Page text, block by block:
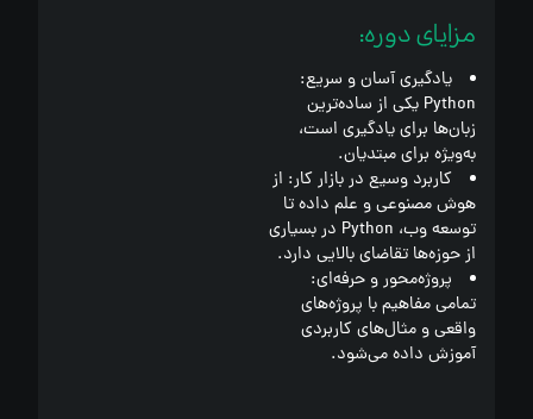
مزایای دوره:
یادگیری آسان و سریع:
Python یکی از ساده‌ترین
زبان‌ها برای یادگیری است،
به‌ویژه برای مبتدیان.
کاربرد وسیع در بازار کار:از
هوش مصنوعی و علم داده تا
توسعه وب، Python در بسیاری
از حوزه‌ها تقاضای بالایی دارد.
پروژه‌محور و حرفه‌ای:
تمامی مفاهیم با پروژه‌های
واقعی و مثال‌های کاربردی
آموزش داده می‌شود.